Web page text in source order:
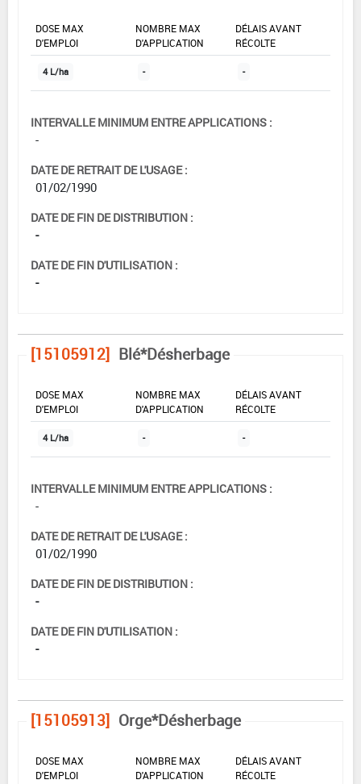
DOSE MAX
D'EMPLOI
NOMBRE MAX
D'APPLICATION
DÉLAIS AVANT
RÉCOLTE
4 L/ha - -
INTERVALLE MINIMUM ENTRE APPLICATIONS :
-
DATE DE RETRAIT DE L'USAGE :
01/02/1990
DATE DE FIN DE DISTRIBUTION :
-
DATE DE FIN D'UTILISATION :
-
[15105912] Blé*Désherbage
DOSE MAX
D'EMPLOI
NOMBRE MAX
D'APPLICATION
DÉLAIS AVANT
RÉCOLTE
4 L/ha - -
INTERVALLE MINIMUM ENTRE APPLICATIONS :
-
DATE DE RETRAIT DE L'USAGE :
01/02/1990
DATE DE FIN DE DISTRIBUTION :
-
DATE DE FIN D'UTILISATION :
-
[15105913] Orge*Désherbage
DOSE MAX
D'EMPLOI
NOMBRE MAX
D'APPLICATION
DÉLAIS AVANT
RÉCOLTE